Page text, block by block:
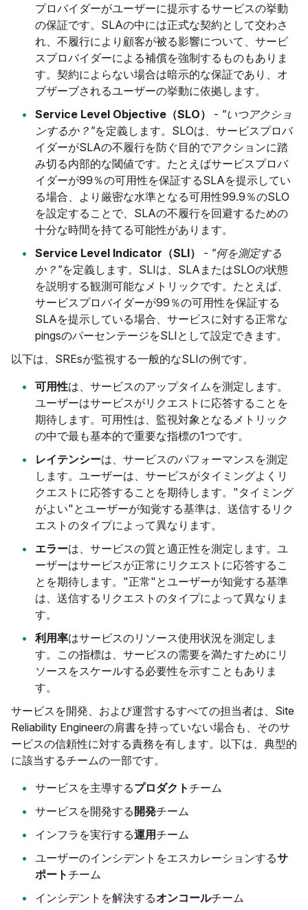
プロバイダーがユーザーに提示するサービスの挙動
の保証です。SLAの中には正式な契約として交わさ
れ、不履行により顧客が被る影響について、サービ
スプロバイダーによる補償を強制するものもありま
す。契約によらない場合は暗示的な保証であり、オ
ブザーブされるユーザーの挙動に依拠します。
Service Level Objective（SLO）
- "いつアクショ
ンするか？"を定義します。SLOは、サービスプロバ
イダーがSLAの不履行を防ぐ目的でアクションに踏
み切る内部的な閾値です。たとえばサービスプロバ
イダーが99％の可用性を保証するSLAを提示してい
る場合、より厳密な水準となる可用性99.9％のSLO
を設定することで、SLAの不履行を回避するための
十分な時間を持てる可能性があります。
Service Level Indicator（SLI）
- "何を測定する
か？"を定義します。SLIは、SLAまたはSLOの状態
を説明する観測可能なメトリックです。たとえば、
サービスプロバイダーが99％の可用性を保証する
SLAを提示している場合、サービスに対する正常な
pingsのパーセンテージをSLIとして設定できます。
以下は、SREsが監視する一般的なSLIの例です。
可用性は、サービスのアップタイムを測定します。
ユーザーはサービスがリクエストに応答することを
期待します。可用性は、監視対象となるメトリック
の中で最も基本的で重要な指標の1つです。
レイテンシーは、サービスのパフォーマンスを測定
します。ユーザーは、サービスがタイミングよくリ
クエストに応答することを期待します。"タイミング
がよい"とユーザーが知覚する基準は、送信するリク
エストのタイプによって異なります。
エラーは、サービスの質と適正性を測定します。ユ
ーザーはサービスが正常にリクエストに応答するこ
とを期待します。"正常"とユーザーが知覚する基準
は、送信するリクエストのタイプによって異なりま
す。
利用率はサービスのリソース使用状況を測定しま
す。この指標は、サービスの需要を満たすためにリ
ソースをスケールする必要性を示すこともありま
す。
サービスを開発、および運営するすべての担当者は、Site
Reliability Engineerの肩書を持っていない場合も、そのサ
ービスの信頼性に対する責務を有します。以下は、典型的
に該当するチームの一部です。
サービスを主導するプロダクトチーム
サービスを開発する 開発チーム
インフラを実行する運用チーム
ユーザーのインシデントをエスカレーションするサ
ポートチーム
インシデントを解決するオンコールチーム